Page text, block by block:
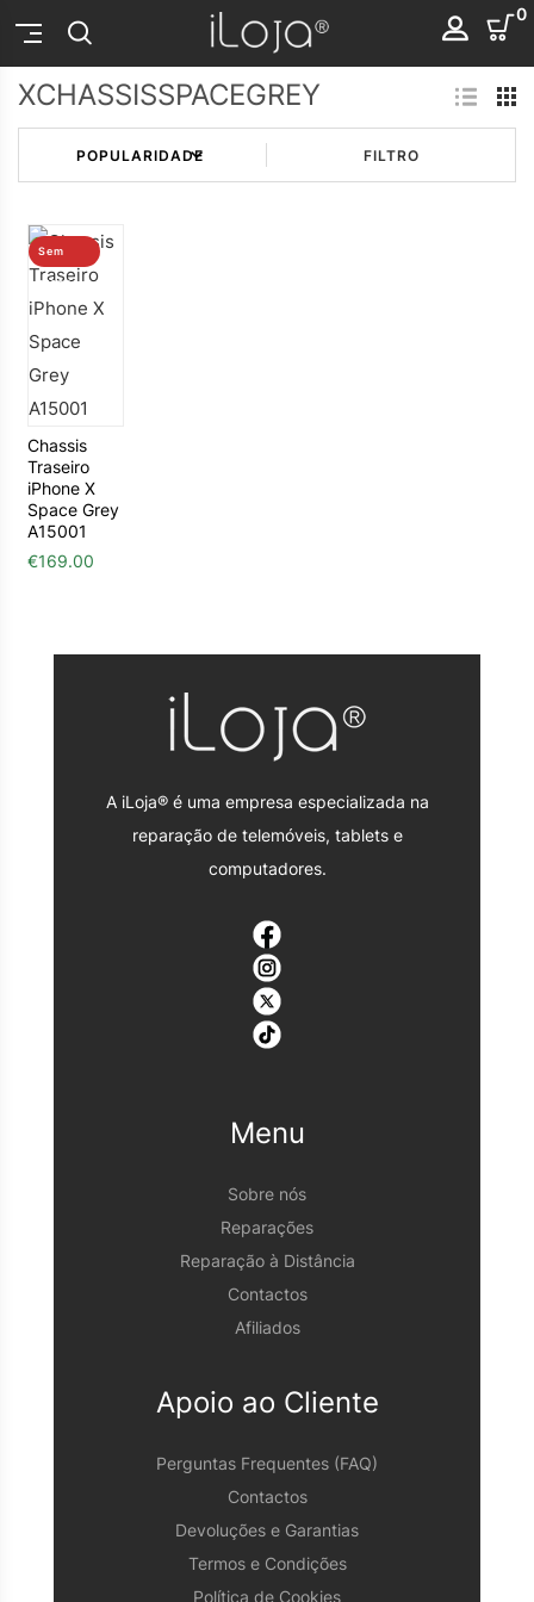
0
XCHASSISSPACEGREY
FILTRO
Sem
stock
Chassis
Traseiro
iPhone X
Space Grey
A15001
€169.00
A iLoja® é uma empresa especializada na
reparação de telemóveis, tablets e
computadores.
Menu
Sobre nós
Reparações
Reparação à Distância
Contactos
Afiliados
Apoio ao Cliente
Perguntas Frequentes (FAQ)
Contactos
Devoluções e Garantias
Termos e Condições
Política de Cookies